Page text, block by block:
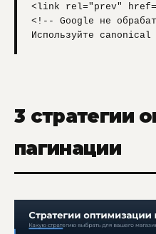
<link rel="prev"
<!-- Google не
Используйте
3 стратегии
пагинации